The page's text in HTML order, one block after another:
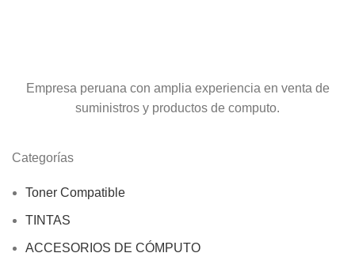
Empresa peruana con amplia experiencia en venta de
suministros y productos de computo.
Categorías
Toner Compatible
TINTAS
ACCESORIOS DE CÓMPUTO